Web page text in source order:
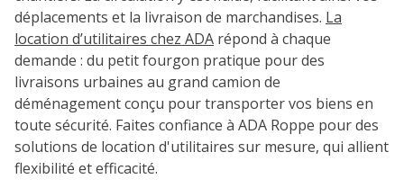
déplacements et la livraison de marchandises. La
location d’utilitaires chez ADA répond à chaque
demande : du petit fourgon pratique pour des
livraisons urbaines au grand camion de
déménagement conçu pour transporter vos biens en
toute sécurité. Faites confiance à ADA Roppe pour des
solutions de location d'utilitaires sur mesure, qui allient
flexibilité et efficacité.